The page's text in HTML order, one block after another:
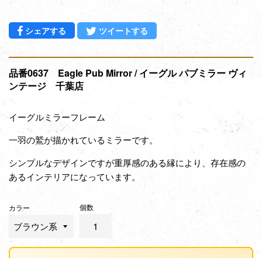
シェアする Facebookでシェアする
ツイートする
品番0637 Eagle Pub Mirror / イーグル パブミラー ヴィ
ンテージ 千葉店
イーグルミラーフレーム
一羽の鷲が描かれているミラーです。
シンプルなデザインですが重厚感のある縁により、存在感の
あるインテリアになっています。
カラー 個数